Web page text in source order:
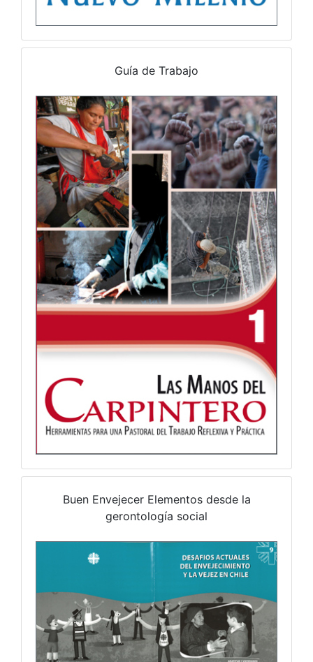
Guía de Trabajo
Buen Envejecer Elementos desde la
gerontología social